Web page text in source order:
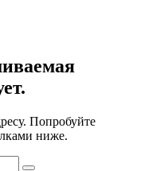
Попробуйте
ниже.